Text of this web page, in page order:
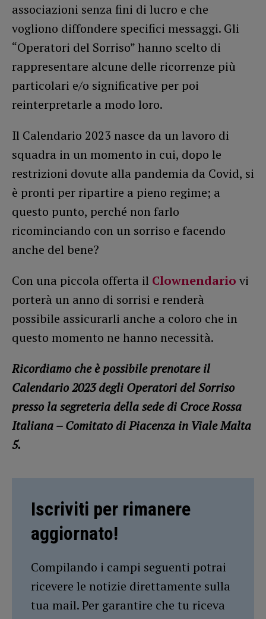
associazioni senza fini di lucro e che
vogliono diffondere specifici messaggi. Gli
“Operatori del Sorriso” hanno scelto di
rappresentare alcune delle ricorrenze più
particolari e/o significative per poi
reinterpretarle a modo loro.
Il Calendario 2023 nasce da un lavoro di
squadra in un momento in cui, dopo le
restrizioni dovute alla pandemia da Covid, si
è pronti per ripartire a pieno regime; a
questo punto, perché non farlo
ricominciando con un sorriso e facendo
anche del bene?
Con una piccola offerta il Clownendario vi
porterà un anno di sorrisi e renderà
possibile assicurarli anche a coloro che in
questo momento ne hanno necessità.
Ricordiamo che è possibile prenotare il
Calendario 2023 degli Operatori del Sorriso
presso la segreteria della sede di Croce Rossa
Italiana – Comitato di Piacenza in Viale Malta
5.
Iscriviti per rimanere
aggiornato!
Compilando i campi seguenti potrai
ricevere le notizie direttamente sulla
tua mail. Per garantire che tu riceva